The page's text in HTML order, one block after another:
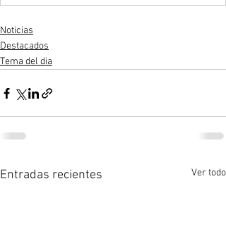
Noticias
Destacados
Tema del dia
Entradas recientes Ver todo